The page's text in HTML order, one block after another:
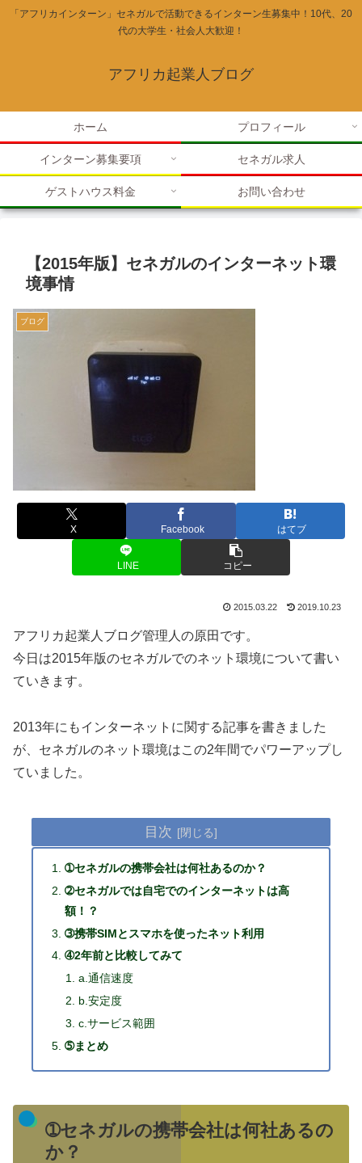
「アフリカインターン」セネガルで活動できるインターン生募集中！10代、20
代の大学生・社会人大歓迎！
アフリカ起業人ブログ
ホーム プロフィール
インターン募集要項 セネガル求人
ゲストハウス料金 お問い合わせ
【2015年版】セネガルのインターネット環
境事情
ブログ
X Facebook はてブ
LINE コピー
2015.03.22 2019.10.23
アフリカ起業人ブログ管理人の原田です。
今日は2015年版のセネガルでのネット環境について書い
ていきます。
2013年にもインターネットに関する記事を書きました
が、セネガルのネット環境はこの2年間でパワーアップし
ていました。
目次
➀セネガルの携帯会社は何社あるのか？
➁セネガルでは自宅でのインターネットは高
額！？
➂携帯SIMとスマホを使ったネット利用
➃2年前と比較してみて
a.通信速度
b.安定度
c.サービス範囲
➄まとめ
➀セネガルの携帯会社は何社あるの
か？